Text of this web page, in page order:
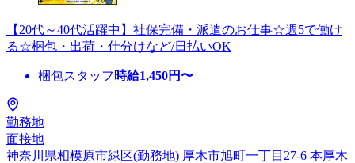
【20代～40代活躍中】社保完備・派遣のお仕事☆週5で働け
る☆梱包・出荷・仕分けなど/日払いOK
梱包スタッフ 時給1,450円〜
勤務地
面接地
神奈川県相模原市緑区(勤務地) 厚木市旭町一丁目27-6 本厚木